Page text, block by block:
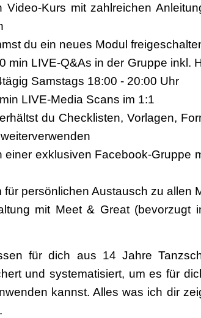
Video-Kurs mit zahlreichen
du ein neues Modul
min LIVE-Q&As in der Gruppe inkl.
Samstags 18:00 - 20:00 Uhr
LIVE-Media Scans im 1:1
du Checklisten, Vorlagen,
einer exklusiven Facebook-Gruppe
für persönlichen Austausch zu allen
mit Meet & Great
für dich aus 14 Jahre
und systematisiert, um es für
kannst. Alles was ich dir